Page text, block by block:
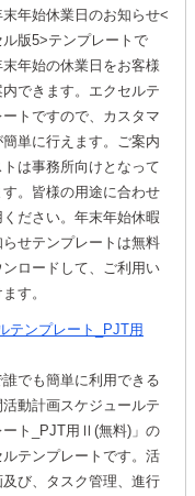
末年始休業日のお知らせ<
ル版5>テンプレートで
末年始の休業日をお客様
内できます。エクセルテ
ートですので、カスタマ
簡単に行えます。ご案内
トは事務所向けとなって
す。皆様の用途に合わせ
ください。年末年始休暇
らせテンプレートは無料
ンロードして、ご利用い
す。
テンプレート_PJT用
誰でも簡単に利用できる
活動計画スケジュールテ
ート_PJT用Ⅱ(無料)」の
ルテンプレートです。活
及び、タスク管理、進行